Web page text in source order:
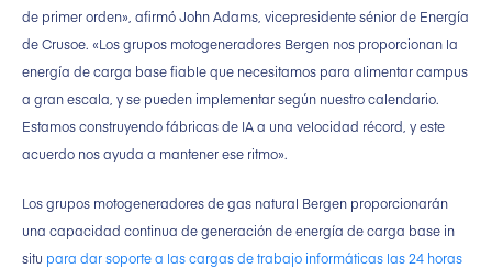
de primer orden», afirmó John Adams, vicepresidente sénior de Energía
de Crusoe. «Los grupos motogeneradores Bergen nos proporcionan la
energía de carga base fiable que necesitamos para alimentar campus
a gran escala, y se pueden implementar según nuestro calendario.
Estamos construyendo fábricas de IA a una velocidad récord, y este
acuerdo nos ayuda a mantener ese ritmo».
Los grupos motogeneradores de gas natural Bergen proporcionarán
una capacidad continua de generación de energía de carga base in
situ para dar soporte a las cargas de trabajo informáticas las 24 horas